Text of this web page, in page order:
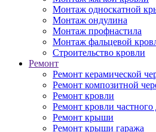
Монтаж односкатной
Монтаж ондулина
Монтаж профнастила
Монтаж фальцевой
Строительство кровли
Ремонт
Ремонт керамической
Ремонт композитной
Ремонт кровли
Ремонт кровли частного
Ремонт крыши
Ремонт крыши гаража